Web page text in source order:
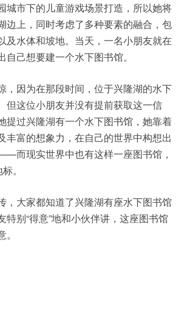
城市下的儿童游戏场景打造，所以她将
边上，同时考虑了多种要素的融合，包
及水体和坡地。当天，一名小朋友就在
己想要建一个水下图书馆。
，因为在那段时间，位于兴隆湖的水下
但这位小朋友并没有提前获取这一信
提过兴隆湖有一个水下图书馆，她靠着
丰富的想象力，在自己的世界中构想出
而现实世界中也有这样一座图书馆，
。
，大家都知道了兴隆湖有座水下图书馆
特别“得意”地和小伙伴讲，这座图书馆